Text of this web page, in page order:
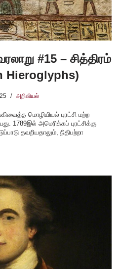
#15 – சித்திரம்
Hieroglyphs)
அறிவியல்
மொழியியல் புரட்சி மற்ற
1789இல் அமெரிக்கப் புரட்சிக்கு
தவறியதாலும், நிதிபற்றா